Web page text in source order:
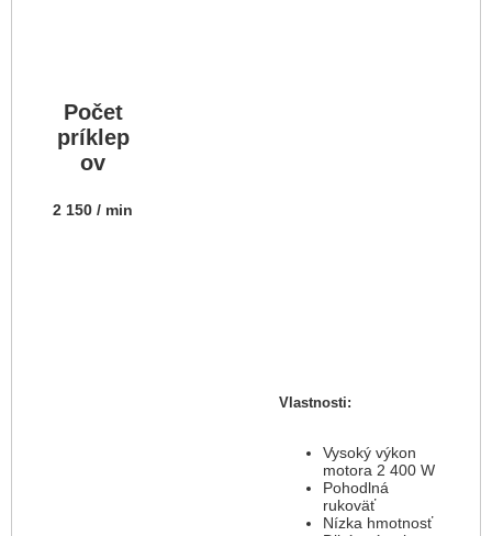
Počet
príklep
ov
2 150 / min
Vlastnosti:
Vysoký výkon
motora 2 400 W
Pohodlná
rukoväť
Nízka hmotnosť